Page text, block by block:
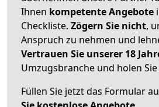
Ihnen kompetente Angebote
Checkliste. Zögern Sie nicht,
Anspruch zu nehmen und
Vertrauen Sie unserer 18
Umzugsbranche und holen
Füllen Sie jetzt das Formular